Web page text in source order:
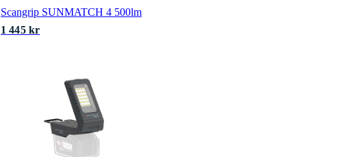
Scangrip SUNMATCH 4 500lm
1 445 kr